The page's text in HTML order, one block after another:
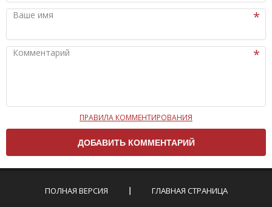
Ваше имя
Комментарий
Чтобы ваш комментарий был опубликован на сайте,
вам нужно придерживаться следующих правил:
Комментарий не может быть слишком
эмоциональных высказываний.
Не стоит отклоняться от предмета обсуждения.
ПРАВИЛА КОММЕНТИРОВАНИЯ
ПОЛНАЯ ВЕРСИЯ ГЛАВНАЯ СТРАНИЦА